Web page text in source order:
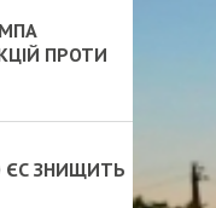
ПРОТИ
ЄС ЗНИЩИТЬ